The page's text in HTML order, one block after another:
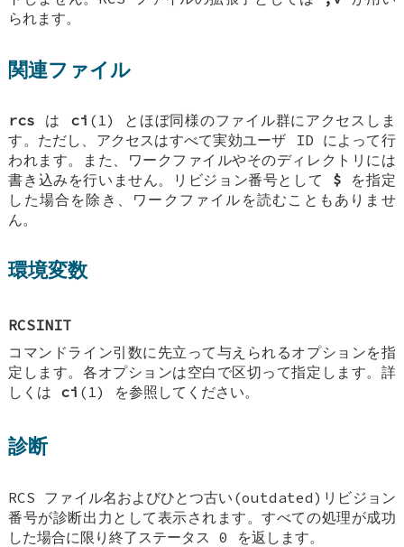
られます。
関連ファイル
rcs は ci (1) とほぼ同様のファイル群にアクセスしま
す。ただし、アクセスはすべて実効ユーザ ID によって行
われます。また、ワークファイルやそのディレクトリには
書き込みを行いません。リビジョン番号として $ を指定
した場合を除き、ワークファイルを読むこともありませ
ん。
環境変数
RCSINIT
コマンドライン引数に先立って与えられるオプションを指
定します。各オプションは空白で区切って指定します。詳
しくは ci (1) を参照してください。
診断
RCS ファイル名およびひとつ古い(outdated)リビジョン
番号が診断出力として表示されます。すべての処理が成功
した場合に限り終了ステータス 0 を返します。